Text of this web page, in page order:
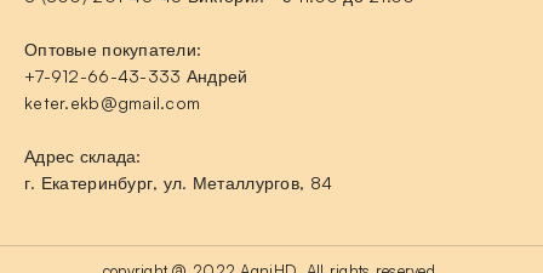
Оптовые покупатели:
+7-912-66-43-333 Андрей
keter.ekb@gmail.com
Адрес склада:
г. Екатеринбург, ул. Металлургов, 84